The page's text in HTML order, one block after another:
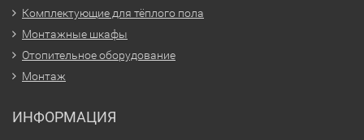
Комплектующие для тёплого пола
Монтажные шкафы
Отопительное оборудование
Монтаж
ИНФОРМАЦИЯ